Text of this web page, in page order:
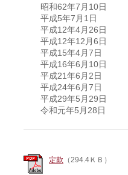
昭和62年7月10日 （
平成5年7月1日 （神
平成12年4月26日 （
平成12年12月6日 （
平成15年4月7日 （神
平成16年6月10日 （
平成21年6月2日 （
平成24年6月7日 （
平成29年5月29日 （
令和元年5月28日 （
定款 （294.4ＫＢ）